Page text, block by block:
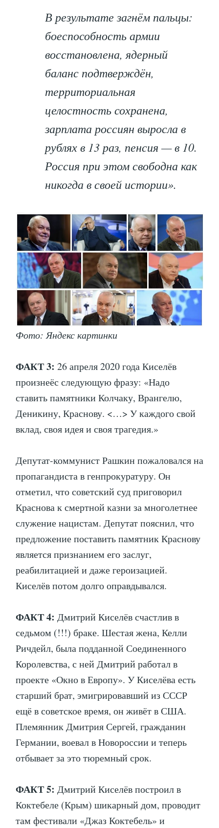
В результате загнём пальцы:
боеспособность армии
восстановлена, ядерный
баланс подтверждён,
территориальная
целостность сохранена,
зарплата россиян выросла в
рублях в 13 раз, пенсия — в 10.
Россия при этом свободна как
никогда в своей истории».
Фото: Яндекс картинки
ФАКТ 3: 26 апреля 2020 года Киселёв
произнеёс следующую фразу: «Надо
ставить памятники Колчаку, Врангелю,
Деникину, Краснову. <…> У каждого свой
вклад, своя идея и своя трагедия.»
Депутат-коммунист Рашкин пожаловался на
пропагандиста в генпрокуратуру. Он
отметил, что советский суд приговорил
Краснова к смертной казни за многолетнее
служение нацистам. Депутат пояснил, что
предложение поставить памятник Краснову
является признанием его заслуг,
реабилитацией и даже героизацией.
Киселёв потом долго оправдывался.
ФАКТ 4: Дмитрий Киселёв счастлив в
седьмом (!!!) браке. Шестая жена, Келли
Ричдейл, была подданной Соединенного
Королевства, с ней Дмитрий работал в
проекте «Окно в Европу». У Киселёва есть
старший брат, эмигрировавший из СССР
ещё в советское время, он живёт в США.
Племянник Дмитрия Сергей, гражданин
Германии, воевал в Новороссии и теперь
отбывает за это тюремный срок.
ФАКТ 5: Дмитрий Киселёв построил в
Коктебеле (Крым) шикарный дом, проводит
там фестивали «Джаз Коктебель» и